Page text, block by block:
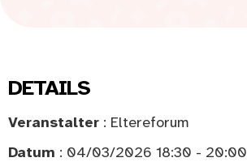
DETAILS
Veranstalter : Eltereforum
Datum : 04/03/2026 18:30 - 20:00